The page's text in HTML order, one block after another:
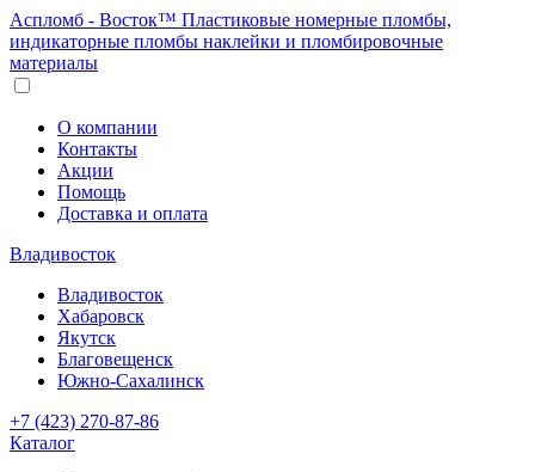
Аспломб - Восток™ Пластиковые номерные пломбы,
индикаторные пломбы наклейки и пломбировочные
материалы
О компании
Контакты
Акции
Помощь
Доставка и оплата
Владивосток
Владивосток
Хабаровск
Якутск
Благовещенск
Южно-Сахалинск
+7 (423) 270-87-86
Каталог